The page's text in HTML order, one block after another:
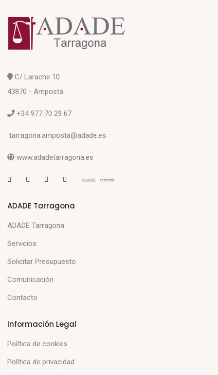
C/ Larache 10
43870 - Amposta
+34 977 70 29 67
tarragona.amposta@adade.es
www.adadetarragona.es
ADADE Tarragona
ADADE Tarragona
Servicios
Solicitar Presupuesto
Comunicación
Contacto
Información Legal
Política de cookies
Política de privacidad